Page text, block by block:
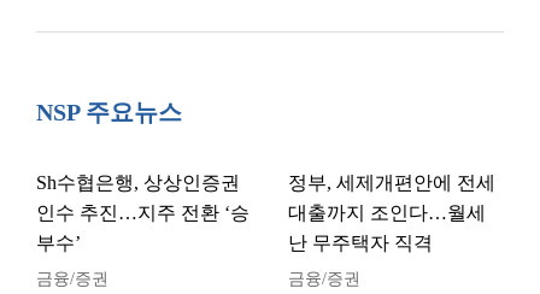
NSP 주요뉴스
Sh수협은행, 상상인증권
인수 추진…지주 전환 ‘승
부수’
금융/증권
정부, 세제개편안에 전세
대출까지 조인다…월세
난 무주택자 직격
금융/증권